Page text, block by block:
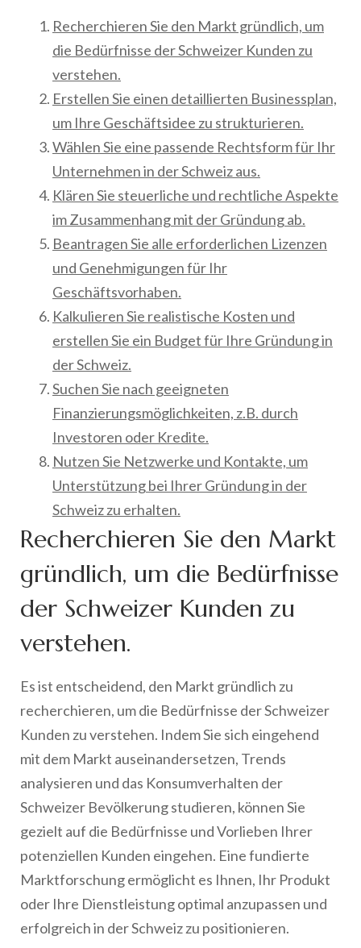
Recherchieren Sie den Markt gründlich, um
die Bedürfnisse der Schweizer Kunden zu
verstehen.
Erstellen Sie einen detaillierten Businessplan,
um Ihre Geschäftsidee zu strukturieren.
Wählen Sie eine passende Rechtsform für Ihr
Unternehmen in der Schweiz aus.
Klären Sie steuerliche und rechtliche Aspekte
im Zusammenhang mit der Gründung ab.
Beantragen Sie alle erforderlichen Lizenzen
und Genehmigungen für Ihr
Geschäftsvorhaben.
Kalkulieren Sie realistische Kosten und
erstellen Sie ein Budget für Ihre Gründung in
der Schweiz.
Suchen Sie nach geeigneten
Finanzierungsmöglichkeiten, z.B. durch
Investoren oder Kredite.
Nutzen Sie Netzwerke und Kontakte, um
Unterstützung bei Ihrer Gründung in der
Schweiz zu erhalten.
Recherchieren Sie den Markt
gründlich, um die Bedürfnisse
der Schweizer Kunden zu
verstehen.
Es ist entscheidend, den Markt gründlich zu
recherchieren, um die Bedürfnisse der Schweizer
Kunden zu verstehen. Indem Sie sich eingehend
mit dem Markt auseinandersetzen, Trends
analysieren und das Konsumverhalten der
Schweizer Bevölkerung studieren, können Sie
gezielt auf die Bedürfnisse und Vorlieben Ihrer
potenziellen Kunden eingehen. Eine fundierte
Marktforschung ermöglicht es Ihnen, Ihr Produkt
oder Ihre Dienstleistung optimal anzupassen und
erfolgreich in der Schweiz zu positionieren.